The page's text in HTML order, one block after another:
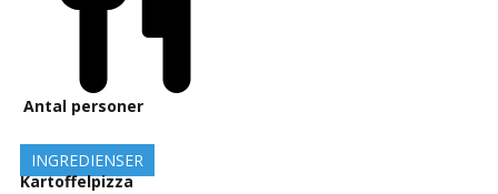
Antal personer
INGREDIENSER
Kartoffelpizza